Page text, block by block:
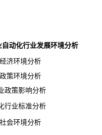
自动化行业发展环境分析
济环境分析
策环境分析
策影响分析
业标准分析
会环境分析